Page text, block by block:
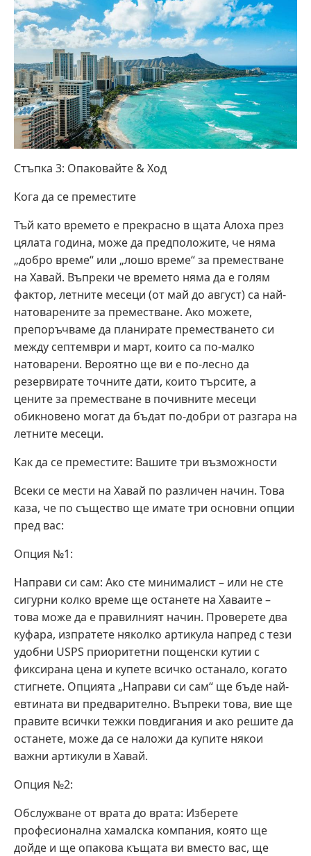
Стъпка 3: Опаковайте & Ход
Кога да се преместите
Тъй като времето е прекрасно в щата Алоха през
цялата година, може да предположите, че няма
„добро време“ или „лошо време“ за преместване
на Хавай. Въпреки че времето няма да е голям
фактор, летните месеци (от май до август) са най-
натоварените за преместване. Ако можете,
препоръчваме да планирате преместването си
между септември и март, които са по-малко
натоварени. Вероятно ще ви е по-лесно да
резервирате точните дати, които търсите, а
цените за преместване в почивните месеци
обикновено могат да бъдат по-добри от разгара на
летните месеци.
Как да се преместите: Вашите три възможности
Всеки се мести на Хавай по различен начин. Това
каза, че по същество ще имате три основни опции
пред вас:
Опция №1:
Направи си сам: Ако сте минималист – или не сте
сигурни колко време ще останете на Хаваите –
това може да е правилният начин. Проверете два
куфара, изпратете няколко артикула напред с тези
удобни USPS приоритетни пощенски кутии с
фиксирана цена и купете всичко останало, когато
стигнете. Опцията „Направи си сам“ ще бъде най-
евтината ви предварително. Въпреки това, вие ще
правите всички тежки повдигания и ако решите да
останете, може да се наложи да купите някои
важни артикули в Хавай.
Опция №2:
Обслужване от врата до врата: Изберете
професионална хамалска компания, която ще
дойде и ще опакова къщата ви вместо вас, ще